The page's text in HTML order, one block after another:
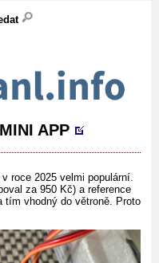
APP
v roce 2025 velmi populární.
za 950 Kč) a reference
tím vhodný do větroně. Proto